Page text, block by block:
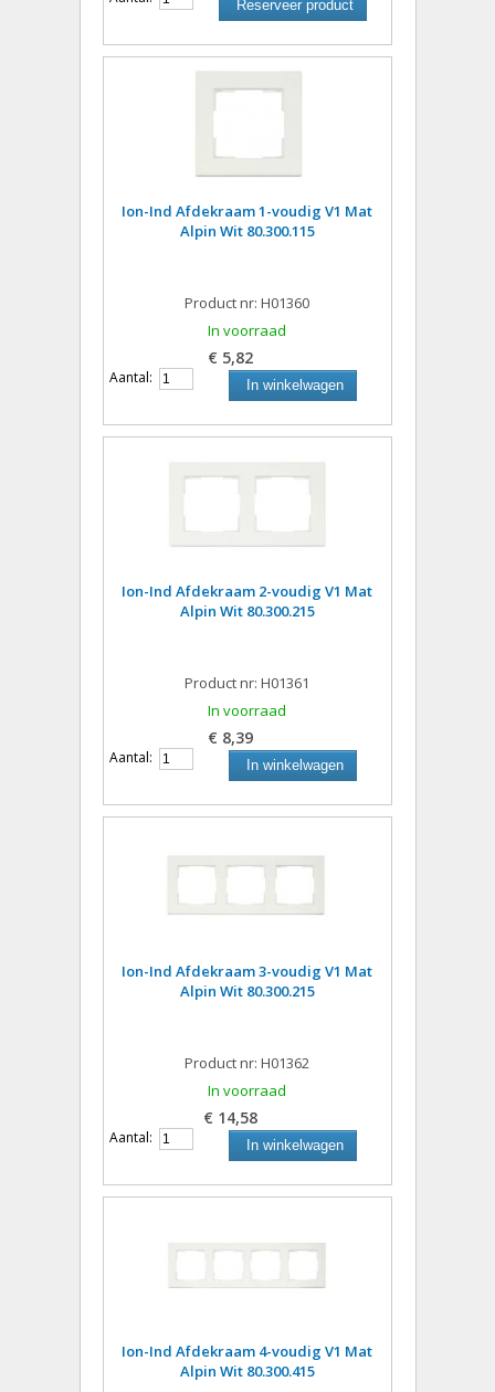
Reserveer product
Ion-Ind Afdekraam 1-voudig V1 Mat
Alpin Wit 80.300.115
Product nr: H01360
In voorraad
€ 5,82
Aantal: In winkelwagen
Ion-Ind Afdekraam 2-voudig V1 Mat
Alpin Wit 80.300.215
Product nr: H01361
In voorraad
€ 8,39
Aantal: In winkelwagen
Ion-Ind Afdekraam 3-voudig V1 Mat
Alpin Wit 80.300.215
Product nr: H01362
In voorraad
€ 14,58
Aantal: In winkelwagen
Ion-Ind Afdekraam 4-voudig V1 Mat
Alpin Wit 80.300.415